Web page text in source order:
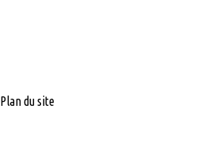
Plan du site